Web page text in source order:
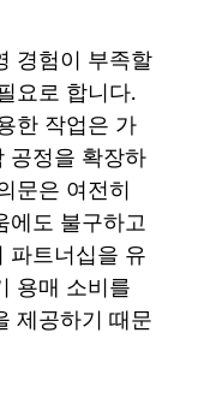
경험이 부족할
요로 합니다.
한 작업은 가
공정을 확장하
문은 여전히
에도 불구하고
파트너십을 유
용매 소비를
제공하기 때문